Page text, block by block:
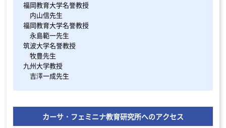
福岡教育大学名誉教授
内山信先生
福岡教育大学名誉教授
永島範一先生
筑波大学名誉教授
牧豊先生
九州大学教授
吉澤一成先生
カーサ・フェミニナ教育研究所へのアクセス